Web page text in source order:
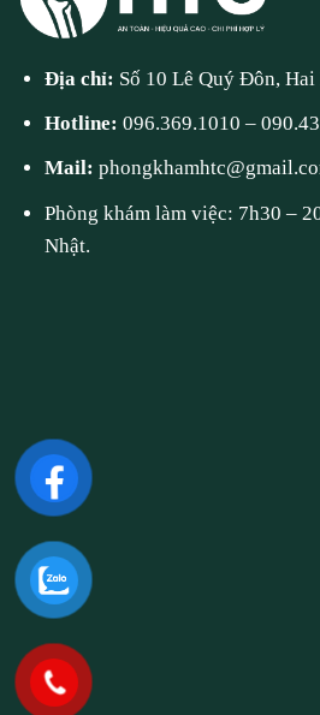
Địa chỉ: Số 10 Lê Quý Đôn,
Hotline:096.369.1010 –
Mail:
Phòng khám làm việc: 7h30 –
Nhật.